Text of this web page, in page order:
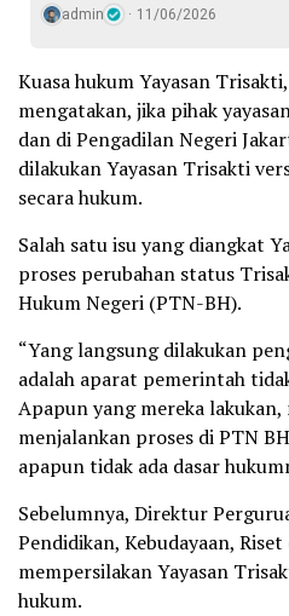
admin 11/06/2026
Kuasa hukum Yayasan
mengatakan, jika pihak
dan di Pengadilan Negeri
dilakukan Yayasan Trisakti
secara hukum.
Salah satu isu yang diangkat
proses perubahan status
Hukum Negeri (PTN-BH).
“Yang langsung dilakukan
adalah aparat pemerintah
Apapun yang mereka
menjalankan proses di PTN
apapun tidak ada dasar
Sebelumnya, Direktur
Pendidikan, Kebudayaan,
mempersilakan Yayasan
hukum.